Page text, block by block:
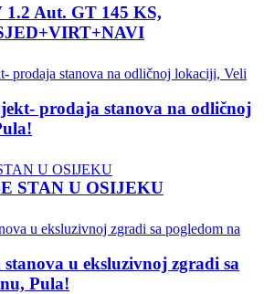
1.2 Aut. GT 145 KS,
prodaja stanova na odličnoj
STAN U OSIJEKU
u eksluzivnoj zgradi sa
Pula!